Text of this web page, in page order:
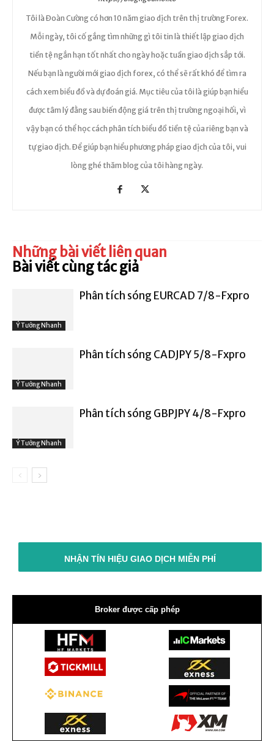
Tôi là Đoàn Cường có hơn 10 năm giao dịch trên thị trường Forex.
Mỗi ngày, tôi cố gắng tìm những gì tôi tin là thiết lập giao dịch
tiền tệ ngắn hạn tốt nhất cho ngày hoặc tuần giao dịch sắp tới.
Nếu bạn là người mới giao dịch forex, có thể sẽ rất khó để tìm ra
cách xem biểu đồ và dự đoán giá. Mục tiêu của tôi là giúp bạn hiểu
được tâm lý đằng sau biến động giá trên thị trường ngoại hối, vì
vậy bạn có thể học cách phân tích biểu đồ tiền tệ của riêng bạn và
tự giao dịch. Để giúp bạn hiểu phương pháp giao dịch của tôi, vui
lòng ghé thăm blog của tôi hàng ngày.
Những bài viết liên quan
Bài viết cùng tác giả
Ý Tưởng Nhanh
Phân tích sóng EURCAD 7/8-Fxpro
Ý Tưởng Nhanh
Phân tích sóng CADJPY 5/8-Fxpro
Ý Tưởng Nhanh
Phân tích sóng GBPJPY 4/8-Fxpro
NHẬN TÍN HIỆU GIAO DỊCH MIỄN PHÍ
Broker được cấp phép